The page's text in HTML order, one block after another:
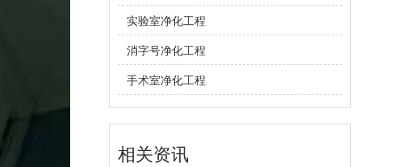
实验室净化工程
消字号净化工程
手术室净化工程
相关资讯